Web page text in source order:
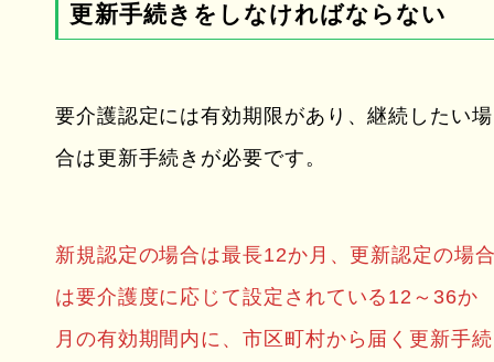
更新手続きをしなければならない
要介護認定には有効期限があり、継続したい場
合は更新手続きが必要です。
新規認定の場合は最長12か月、更新認定の場
は要介護度に応じて設定されている12～36か
月の有効期間内に、市区町村から届く更新手続